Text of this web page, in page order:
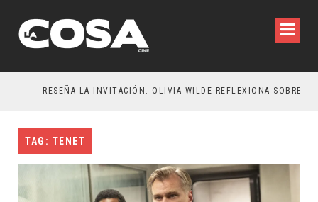
RESEÑA LA INVITACIÓN: OLIVIA WILDE REFLEXIONA SOBRE LA VIDA CONYUGAL
TAG: TENET